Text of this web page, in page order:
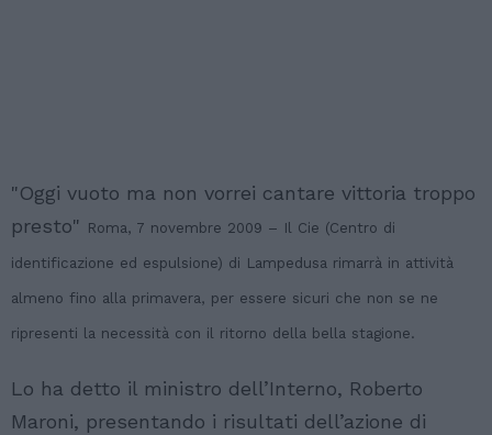
"Oggi vuoto ma non vorrei cantare vittoria troppo
presto" Roma, 7 novembre 2009 – Il Cie (Centro di
identificazione ed espulsione) di Lampedusa rimarrà in attività
almeno fino alla primavera, per essere sicuri che non se ne
ripresenti la necessità con il ritorno della bella stagione.
Lo ha detto il ministro dell’Interno, Roberto
Maroni, presentando i risultati dell’azione di